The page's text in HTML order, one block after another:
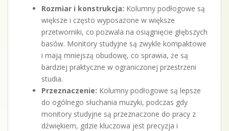
Rozmiar i konstrukcja: Kolumny podłogowe są
większe i często wyposażone w większe
przetworniki, co pozwala na osiągnięcie głębszych
basów. Monitory studyjne są zwykle kompaktowe
i mają mniejszą obudowę, co sprawia, że są
bardziej praktyczne w ograniczonej przestrzeni
studia.
Przeznaczenie: Kolumny podłogowe są lepsze
do ogólnego słuchania muzyki, podczas gdy
monitory studyjne są przeznaczone do pracy z
dźwiękiem, gdzie kluczowa jest precyzja i